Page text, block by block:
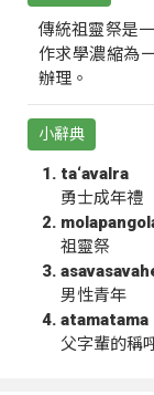
傳統祖靈祭是
作求學濃縮為
辦理。
小辭典
ta‘avalra
勇士成年禮
祖靈祭
男性青年
atamatama
父字輩的稱